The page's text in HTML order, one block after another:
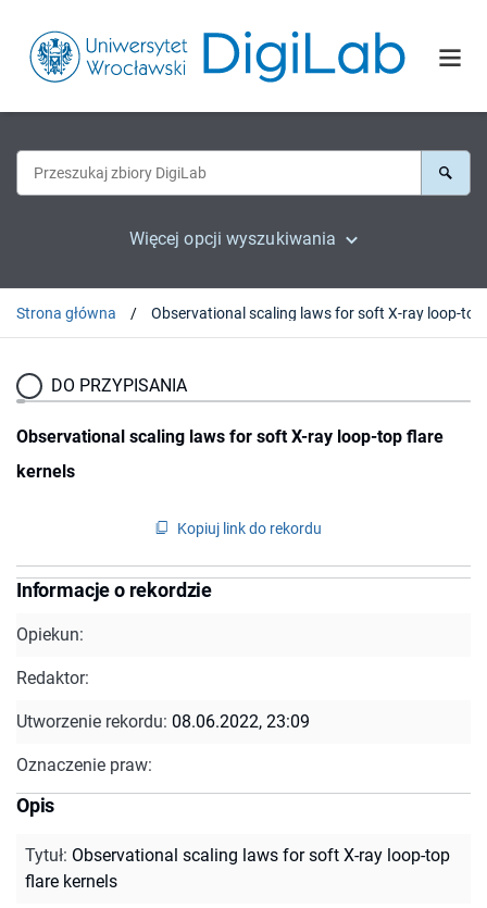
Więcej opcji wyszukiwania
Strona główna
DO PRZYPISANIA
Observational scaling laws for soft X-ray loop-top flare
kernels
Kopiuj link do rekordu
Informacje o rekordzie
Opiekun:
Redaktor:
Utworzenie rekordu: 08.06.2022, 23:09
Oznaczenie praw:
Opis
Tytuł: Observational scaling laws for soft X-ray loop-top
flare kernels